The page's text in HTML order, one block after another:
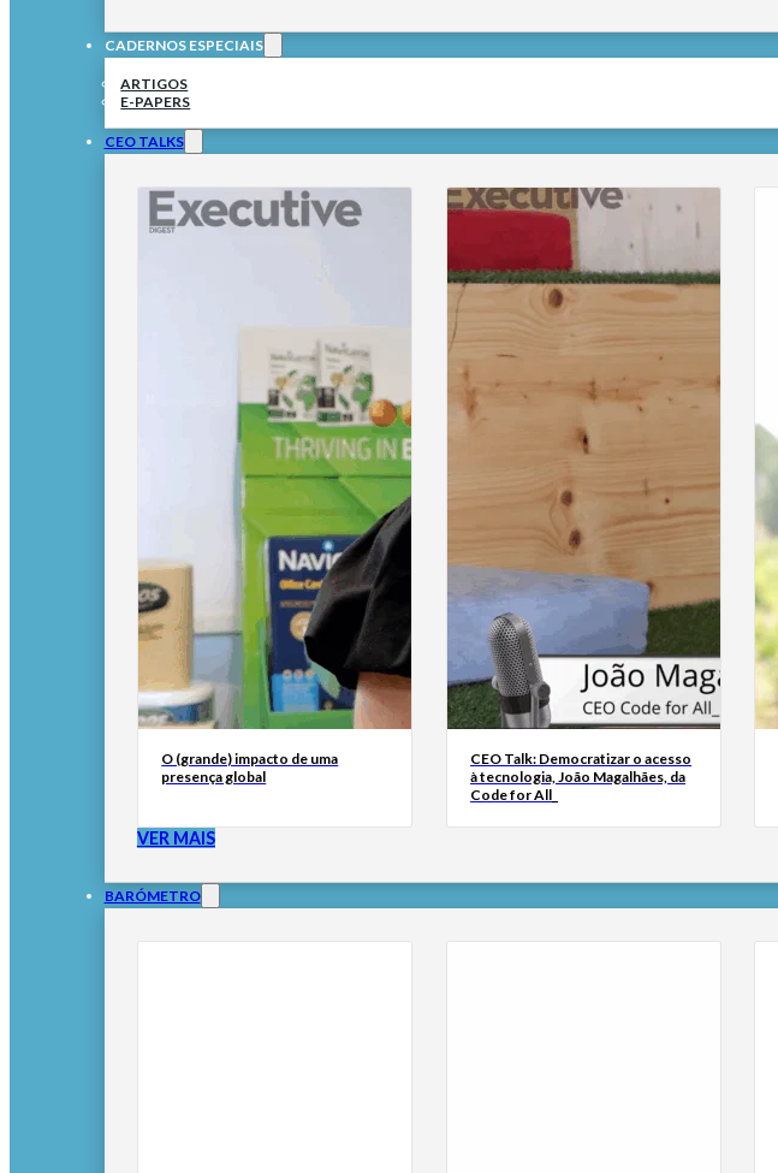
CADERNOS ESPECIAIS
ARTIGOS
E-PAPERS
CEO TALKS
O (grande) impacto de uma
presença global
CEO Talk: Democratizar o acesso
à tecnologia, João Magalhães, da
Code for All_
VER MAIS
BARÓMETRO